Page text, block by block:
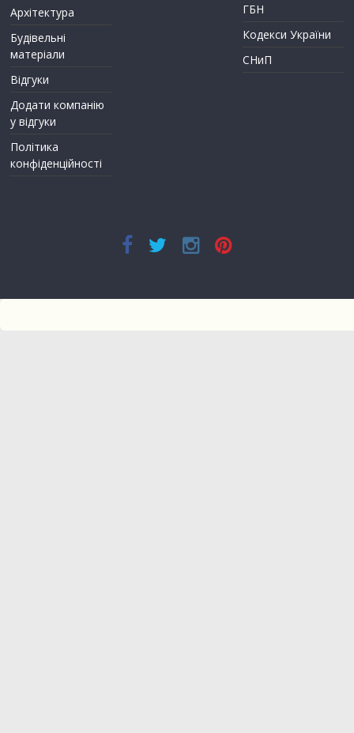
Архітектура
Будівельні
матеріали
Відгуки
Додати компанію
у відгуки
Політика
конфіденційності
ГБН
Кодекси України
СНиП